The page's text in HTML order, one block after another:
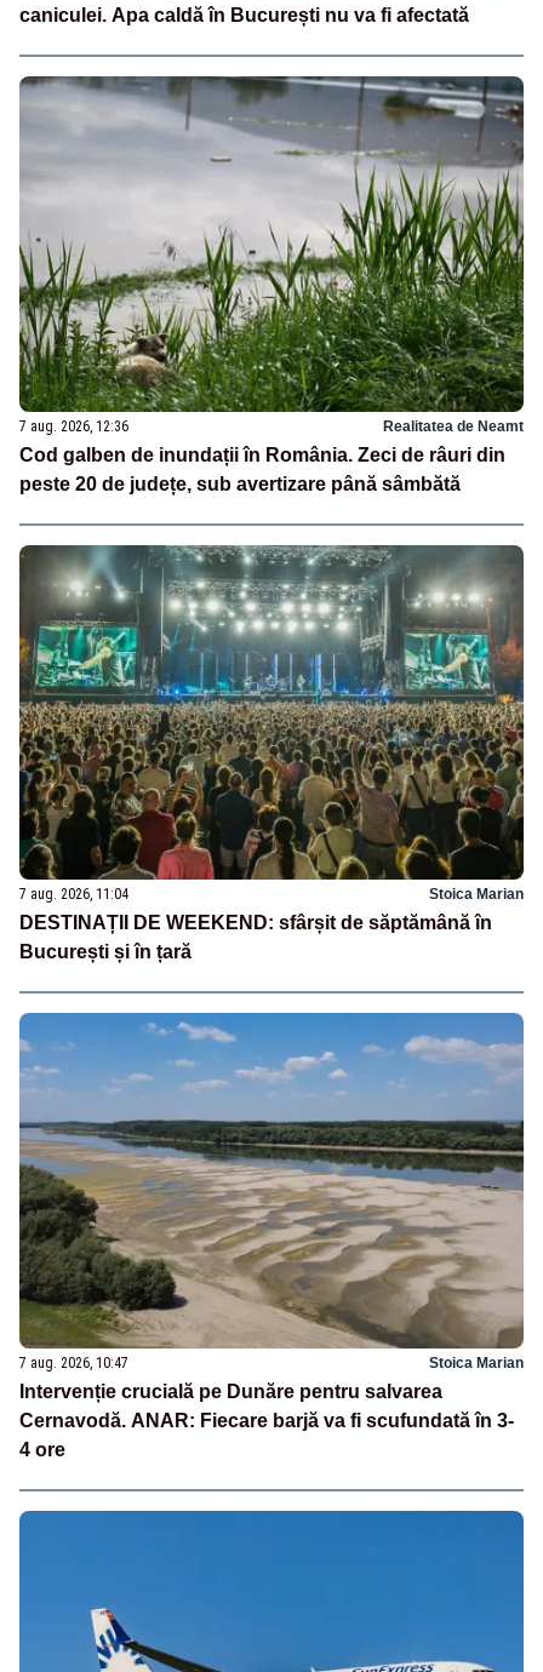
caniculei. Apa caldă în București nu va fi afectată
7 aug. 2026, 12:36 Realitatea de Neamt
Cod galben de inundații în România. Zeci de râuri din
peste 20 de județe, sub avertizare până sâmbătă
7 aug. 2026, 11:04 Stoica Marian
DESTINAȚII DE WEEKEND: sfârșit de săptămână în
București și în țară
7 aug. 2026, 10:47 Stoica Marian
Intervenție crucială pe Dunăre pentru salvarea
Cernavodă. ANAR: Fiecare barjă va fi scufundată în 3-
4 ore